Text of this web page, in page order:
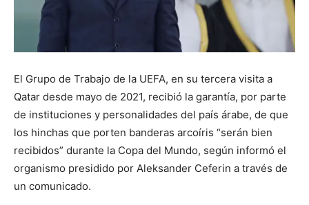
El Grupo de Trabajo de la UEFA, en su tercera visita a
Qatar desde mayo de 2021, recibió la garantía, por parte
de instituciones y personalidades del país árabe, de que
los hinchas que porten banderas arcoíris “serán bien
recibidos” durante la Copa del Mundo, según informó el
organismo presidido por Aleksander Ceferin a través de
un comunicado.